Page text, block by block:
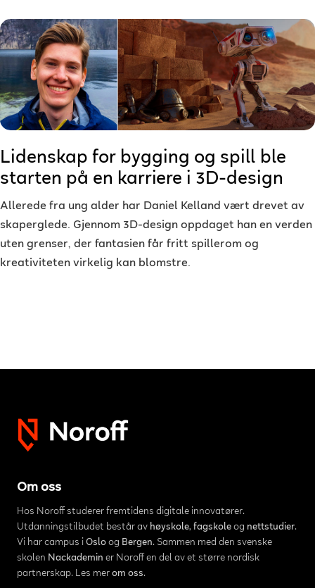
Lidenskap for bygging og spill ble
starten på en karriere i 3D-design
Allerede fra ung alder har Daniel Kelland vært drevet av
skaperglede. Gjennom 3D-design oppdaget han en verden
uten grenser, der fantasien får fritt spillerom og
kreativiteten virkelig kan blomstre.
Om oss
Hos Noroff studerer fremtidens digitale innovatører.
Utdanningstilbudet består av høyskole, fagskoleog nettstudier.
Vi har campus i Osloog Bergen. Sammen med den svenske
skolen Nackademin er Noroff en del av et større nordisk
partnerskap. Les mer om oss.